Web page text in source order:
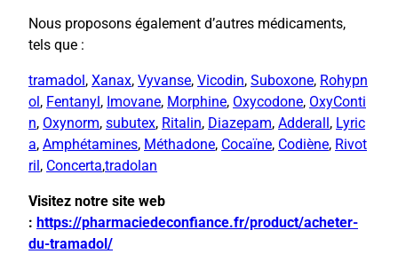
Nous proposons également d’autres médicaments,
tels que :
tramadol , Xanax, Vyvanse, Vicodin, Suboxone, Rohypn
ol , Fentanyl , Imovane, Morphine, Oxycodone, OxyConti
n, Oxynorm, subutex, Ritalin, Diazepam, Adderall , Lyric
a, Amphétamines, Méthadone, Cocaïne, Codiène, Rivot
ril , Concerta,tradolan
Visitez notre site web
: https://pharmaciedeconfiance.fr/product/acheter-
du-tramadol/